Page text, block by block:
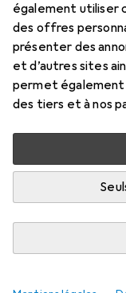
également utiliser
des offres
présenter des
et d’autres sites
permet
des tiers et à nos
Non disponible
M'informer
Livraison gratuite
Produits